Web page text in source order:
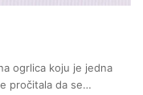
ogrlica koju je jedna
pročitala da se…